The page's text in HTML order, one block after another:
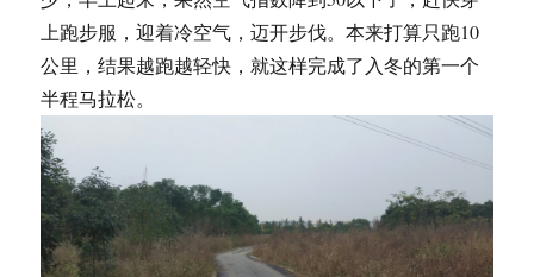
上跑步服，迎着冷空气，迈开步伐。本来打算只跑10
公里，结果越跑越轻快，就这样完成了入冬的第一个
半程马拉松。